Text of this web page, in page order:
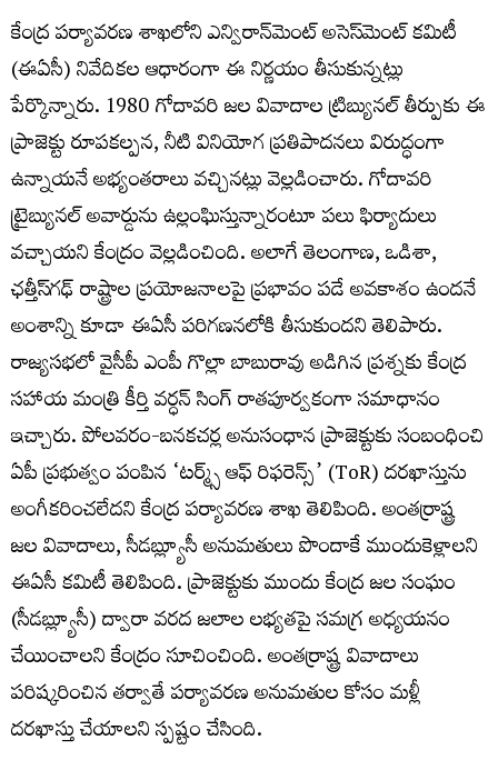
కేంద్ర పర్యావరణ శాఖలోని ఎన్విరాన్‌మెంట్ అసెస్‌మెంట్ కమిటీ
(ఈఏసీ) నివేదికల ఆధారంగా ఈ నిర్ణయం తీసుకున్నట్లు
పేర్కొన్నారు. 1980 గోదావరి జల వివాదాల ట్రిబ్యునల్ తీర్పుకు ఈ
ప్రాజెక్టు రూపకల్పన, నీటి వినియోగ ప్రతిపాదనలు విరుద్ధంగా
ఉన్నాయనే అభ్యంతరాలు వచ్చినట్లు వెల్లడించారు. గోదావరి
ట్రైబ్యునల్ అవార్డును ఉల్లంఘిస్తున్నారంటూ పలు ఫిర్యాదులు
వచ్చాయని కేంద్రం వెల్లడించింది. అలాగే తెలంగాణ, ఒడిశా,
ఛత్తీస్‌గఢ్ రాష్ట్రాల ప్రయోజనాలపై ప్రభావం పడే అవకాశం ఉందనే
అంశాన్ని కూడా ఈఏసీ పరిగణనలోకి తీసుకుందని తెలిపారు.
రాజ్యసభలో వైసీపీ ఎంపీ గొల్లా బాబురావు అడిగిన ప్రశ్నకు కేంద్ర
సహాయ మంత్రి కీర్తి వర్ధన్ సింగ్ రాతపూర్వకంగా సమాధానం
ఇచ్చారు. పోలవరం-బనకచర్ల అనుసంధాన ప్రాజెక్టుకు సంబంధించి
ఏపీ ప్రభుత్వం పంపిన ‘టర్మ్స్ ఆఫ్ రిఫరెన్స్’ (ToR) దరఖాస్తును
అంగీకరించలేదని కేంద్ర పర్యావరణ శాఖ తెలిపింది. అంతర్రాష్ట్ర
జల వివాదాలు, సీడబ్ల్యూసీ అనుమతులు పొందాకే ముందుకెళ్లాలని
ఈఏసీ కమిటీ తెలిపింది. ప్రాజెక్టుకు ముందు కేంద్ర జల సంఘం
(సీడబ్ల్యూసీ) ద్వారా వరద జలాల లభ్యతపై సమగ్ర అధ్యయనం
చేయించాలని కేంద్రం సూచించింది. అంతర్రాష్ట్ర వివాదాలు
పరిష్కరించిన తర్వాతే పర్యావరణ అనుమతుల కోసం మళ్లీ
దరఖాస్తు చేయాలని స్పష్టం చేసింది.